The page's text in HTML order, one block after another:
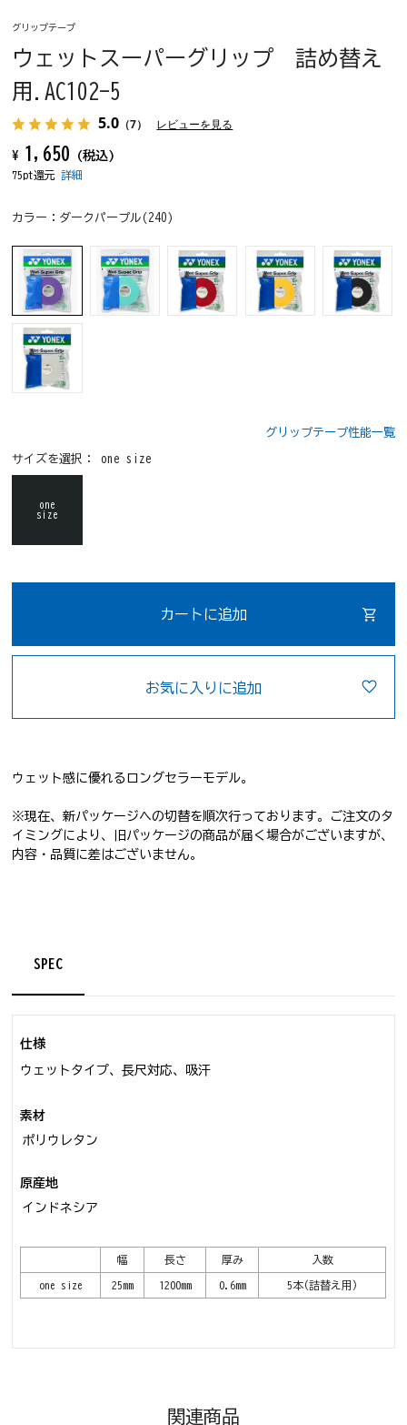
グリップテープ
ウェットスーパーグリップ 詰め替え
用.AC102-5
5.0 （7） レビューを見る
¥ 1,650 (税込)
75pt還元詳細
カラー： ダークパープル(240)
グリップテープ性能一覧
サイズを選択：one size
one
size
カートに追加
お気に入りに追加
ウェット感に優れるロングセラーモデル。
※現在、新パッケージへの切替を順次行っております。ご注文のタ
イミングにより、旧パッケージの商品が届く場合がございますが、
内容・品質に差はございません。
SPEC
仕様
ウェットタイプ、長尺対応、吸汗
素材
ポリウレタン
原産地
インドネシア
幅 長さ 厚み 入数
one size 25mm 1200mm 0.6mm 5本(詰替え用)
関連商品